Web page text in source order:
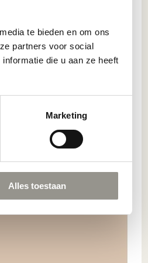
te bieden en om ons
partners voor social
die u aan ze heeft
Marketing
Alles toestaan